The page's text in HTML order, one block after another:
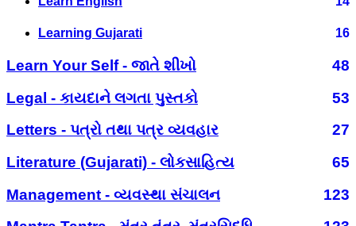
Learning Gujarati 16
Learn Your Self - જાતે શીખો
48
Legal - કાયદાને લગતા પુસ્તકો
53
Letters - પત્રો તથા પત્ર વ્યવહાર
27
Literature (Gujarati) - લોકસાહિત્ય
65
Management - વ્યવસ્થા સંચાલન
123